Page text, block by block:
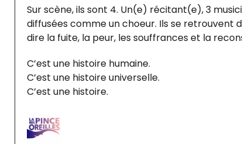
Sur scène, ils sont 4. Un(e) récitant(e), 3
diffusées comme un choeur. Ils se retrouvent
dire la fuite, la peur, les souffrances et la
C’est une histoire humaine.
C’est une histoire universelle.
C’est une histoire.